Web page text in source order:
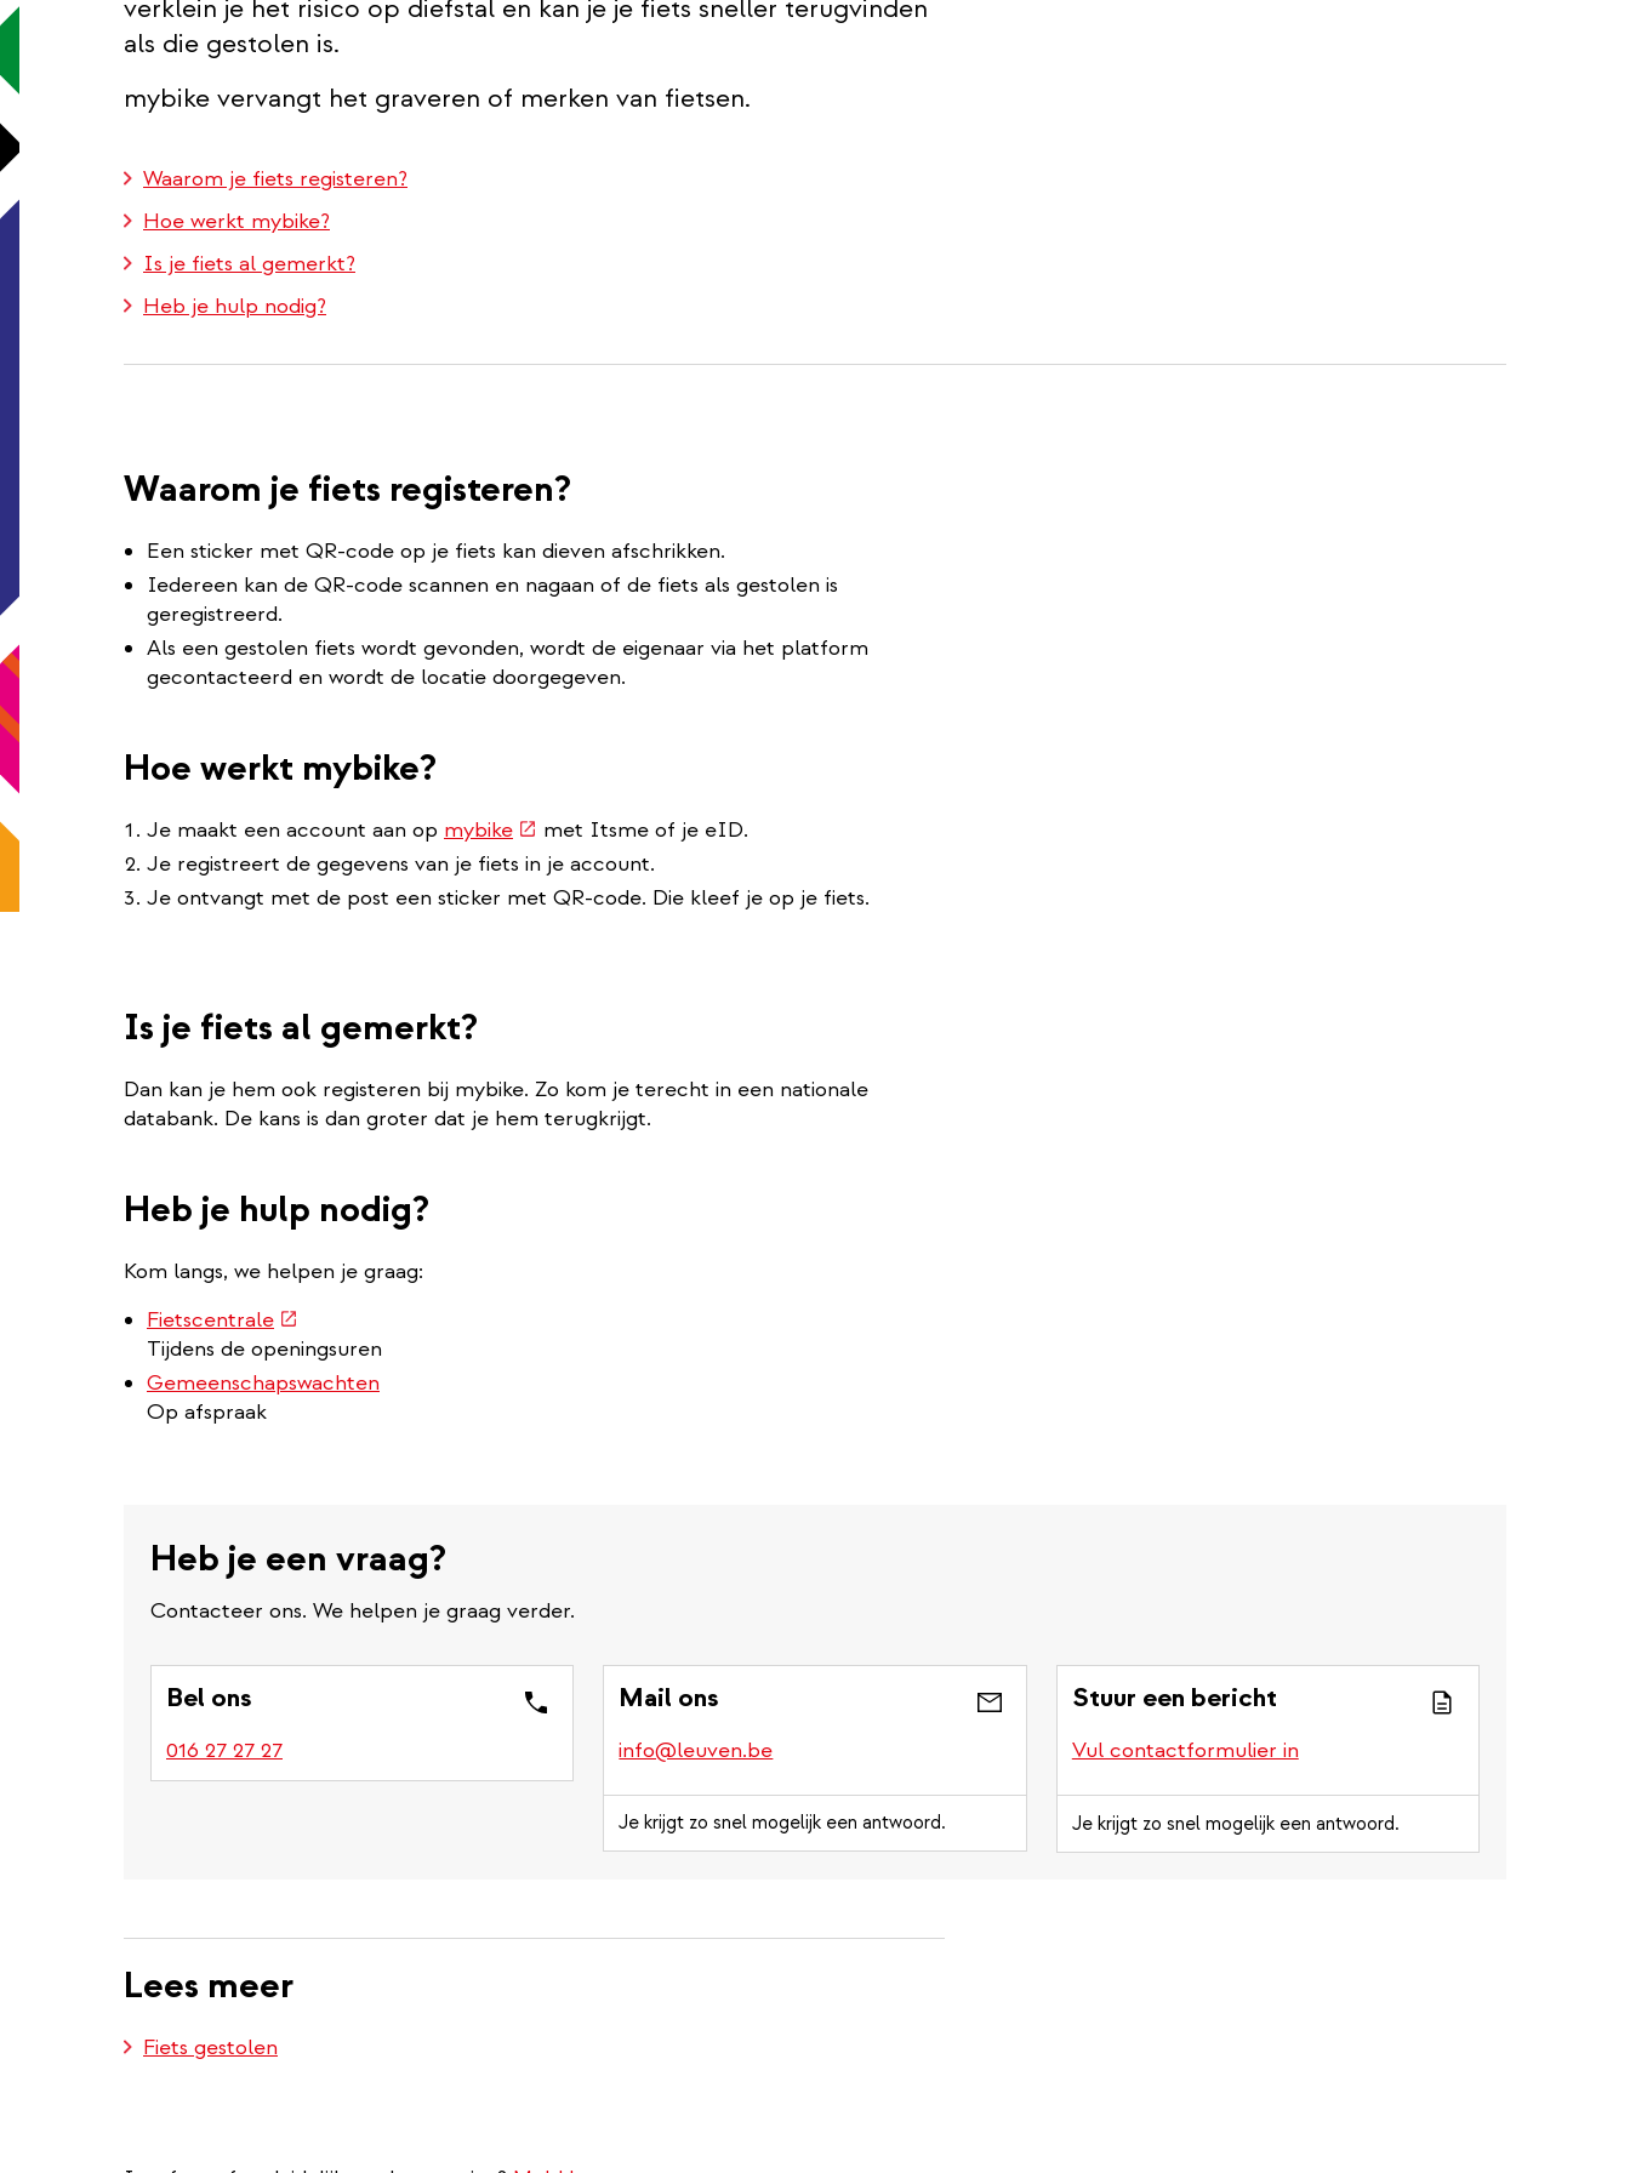
verklein je het risico op diefstal en kan je je fiets sneller terugvinden
als die gestolen is.
mybike vervangt het graveren of merken van fietsen.
Waarom je fiets registeren?
Hoe werkt mybike?
Is je fiets al gemerkt?
Heb je hulp nodig?
Waarom je fiets registeren?
Een sticker met QR-code op je fiets kan dieven afschrikken.
Iedereen kan de QR-code scannen en nagaan of de fiets als gestolen is
geregistreerd.
Als een gestolen fiets wordt gevonden, wordt de eigenaar via het platform
gecontacteerd en wordt de locatie doorgegeven.
Hoe werkt mybike?
Je maakt een account aan op mybike(externe
link)
met Itsme of je eID.
Je registreert de gegevens van je fiets in je account.
Je ontvangt met de post een sticker met QR-code. Die kleef je op je fiets.
Is je fiets al gemerkt?
Dan kan je hem ook registeren bij mybike. Zo kom je terecht in een nationale
databank. De kans is dan groter dat je hem terugkrijgt.
Heb je hulp nodig?
Kom langs, we helpen je graag:
Fietscentrale(externe
link)
Tijdens de openingsuren
Gemeenschapswachten
Op afspraak
Heb je een vraag?
Contacteer ons. We helpen je graag verder.
Bel ons
016 27 27 27
Mail ons
info@leuven.be
Je krijgt zo snel mogelijk een antwoord.
Stuur een bericht
Vul contactformulier in
Je krijgt zo snel mogelijk een antwoord.
Lees meer
Fiets gestolen